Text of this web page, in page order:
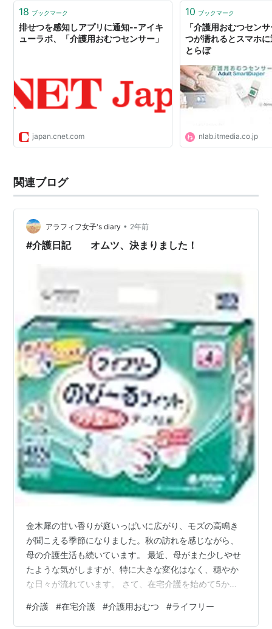
物を支給してもらえるところもあり、自分…
18 ブックマーク
排せつを感知しアプリに通知--アイキ
ューラボ、「介護用おむつセンサー」
japan.cnet.com
10 ブックマーク
「介護用おむつセン
つが濡れるとスマホ
とらぼ
nlab.itmedia.co.jp
関連ブログ
アラフィフ女子's diary • 2年前
#介護日記 オムツ、決まりました！
金木犀の甘い香りが庭いっぱいに広がり、モズの高鳴き
が聞こえる季節になりました。秋の訪れを感じながら、
母の介護生活も続いています。 最近、母がまた少しやせ
たような気がしますが、特に大きな変化はなく、穏やか
な日々が流れています。 さて、在宅介護を始めて5か
これ、意外と大事なことなんです（笑）。 選ばれたの
#介護 #在宅介護 #介護用おむつ #ライフリー